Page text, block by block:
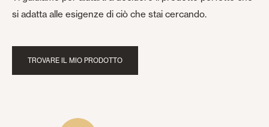
si adatta alle esigenze di ciò che stai cercando.
TROVARE IL MIO PRODOTTO